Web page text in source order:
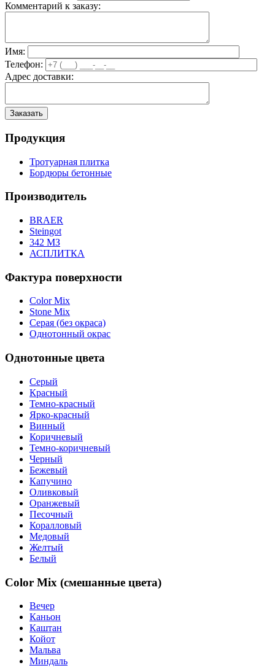
Комментарий к заказу:
Имя:
Телефон:
Адрес доставки:
Продукция
Тротуарная плитка
Бордюры бетонные
Производитель
BRAER
Steingot
342 МЗ
АСПЛИТКА
Фактура поверхности
Color Mix
Stone Mix
Серая (без окраса)
Однотонный окрас
Однотонные цвета
Серый
Красный
Темно-красный
Ярко-красный
Винный
Коричневый
Темно-коричневый
Черный
Бежевый
Капучино
Оливковый
Оранжевый
Песочный
Коралловый
Медовый
Желтый
Белый
Color Mix (смешанные цвета)
Вечер
Каньон
Каштан
Койот
Мальва
Миндаль